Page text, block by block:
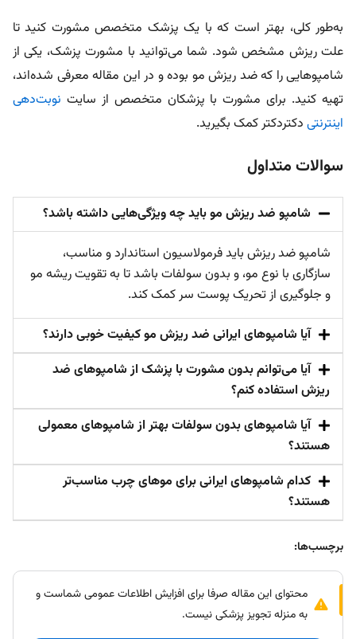
به‌طور کلی، بهتر است که با یک پزشک متخصص مشورت کنید تا
علت ریزش مشخص شود. شما می‌توانید با مشورت پزشک، یکی از
شامپو‌هایی را که ضد ریزش مو بوده و در این مقاله معرفی شده‌اند،
تهیه کنید. برای مشورت با پزشکان متخصص از سایت نوبت‌دهی
اینترنتی دکتردکتر کمک بگیرید.
سوالات متداول
شامپو ضد ریزش مو باید چه ویژگی‌هایی داشته باشد؟
شامپو ضد ریزش باید فرمولاسیون استاندارد و مناسب،
سازگاری با نوع مو، و بدون سولفات باشد تا به تقویت ریشه مو
و جلوگیری از تحریک پوست سر کمک کند.
آیا شامپوهای ایرانی ضد ریزش مو کیفیت خوبی دارند؟
آیا می‌توانم بدون مشورت با پزشک از شامپوهای ضد
ریزش استفاده کنم؟
آیا شامپوهای بدون سولفات بهتر از شامپوهای معمولی
هستند؟
کدام شامپوهای ایرانی برای موهای چرب مناسب‌تر
هستند؟
برچسب‌ها:
محتوای این مقاله صرفا برای افزایش اطلاعات عمومی شماست و
به منزله تجویز پزشکی نیست.